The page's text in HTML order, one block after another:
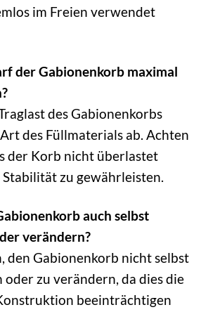
im Freien verwendet
der Gabionenkorb maximal
des Gabionenkorbs
des Füllmaterials ab. Achten
der Korb nicht überlastet
zu gewährleisten.
auch selbst
verändern?
den Gabionenkorb nicht selbst
oder zu verändern, da dies die
beeinträchtigen